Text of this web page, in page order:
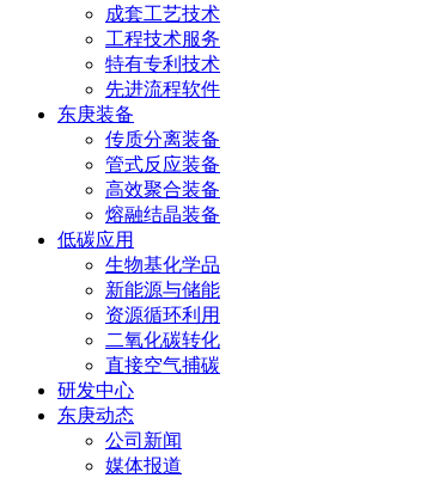
成套工艺技术
工程技术服务
特有专利技术
先进流程软件
东庚装备
传质分离装备
管式反应装备
高效聚合装备
熔融结晶装备
低碳应用
生物基化学品
新能源与储能
资源循环利用
二氧化碳转化
直接空气捕碳
研发中心
东庚动态
公司新闻
媒体报道